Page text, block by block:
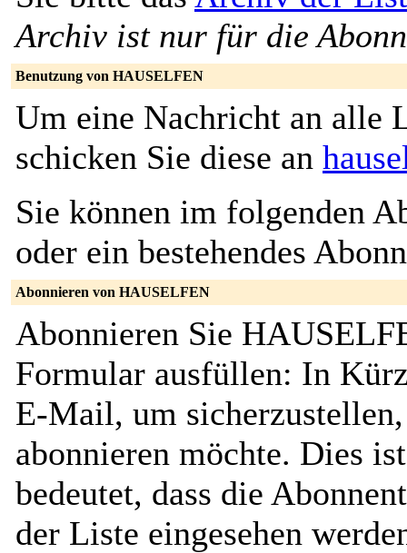
Archiv ist nur für die
Benutzung von HAUSELFEN
Um eine Nachricht an alle
schicken Sie diese an
Sie können im folgenden
oder ein bestehendes
Abonnieren von HAUSELFEN
Abonnieren Sie
Formular ausfüllen: In
E-Mail, um
abonnieren möchte. Dies
bedeutet, dass die
der Liste eingesehen